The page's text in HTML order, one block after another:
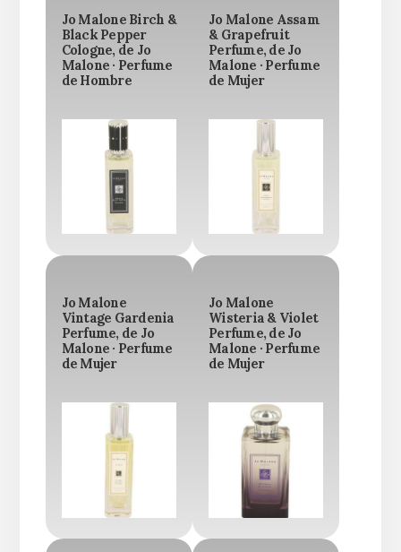
Jo Malone Birch &
Black Pepper
Cologne, de Jo
Malone · Perfume
de Hombre
Jo Malone Assam
& Grapefruit
Perfume, de Jo
Malone · Perfume
de Mujer
Jo Malone
Vintage Gardenia
Perfume, de Jo
Malone · Perfume
de Mujer
Jo Malone
Wisteria & Violet
Perfume, de Jo
Malone · Perfume
de Mujer